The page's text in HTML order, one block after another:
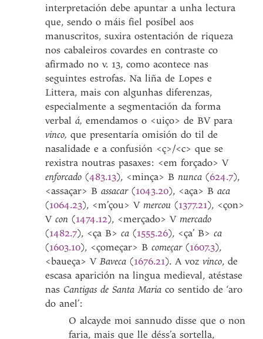
interpretación debe apuntar a unha lectura
que, sendo o máis fiel posíbel aos
manuscritos, suxira ostentación de riqueza
nos cabaleiros covardes en contraste co
afirmado no v. 13, como acontece nas
seguintes estrofas. Na liña de Lopes e
Littera, mais con algunhas diferenzas,
especialmente a segmentación da forma
verbalá,emendamos o <uiço> de BV para
vinco,que presentaría omisión do til de
nasalidade e a confusión <ç>/<c> que se
rexistra noutras pasaxes: <em forçado> V
enforcado(483.13), <minça> Bnunca(624.7),
<assaçar> Bassacar(1043.20), <aça> Baca
(1064.23), <m’çou> Vmercou(1377.21), <çon>
Vcon(1474.12), <merçado> Vmercado
(1482.7), <ça B>ca (1555.26), <ça’ B>ca
(1603.10), <çomeçar> Bcomeçar(1607.3),
<baueça> VBaveca(1676.21). A vozvinco, de
escasa aparición na lingua medieval, atéstase
nasCantigas de Santa Maria co sentido de ‘aro
do anel’:
O alcayde moi sannudo disse que o non
faria, mais que lle déss’a sortella,